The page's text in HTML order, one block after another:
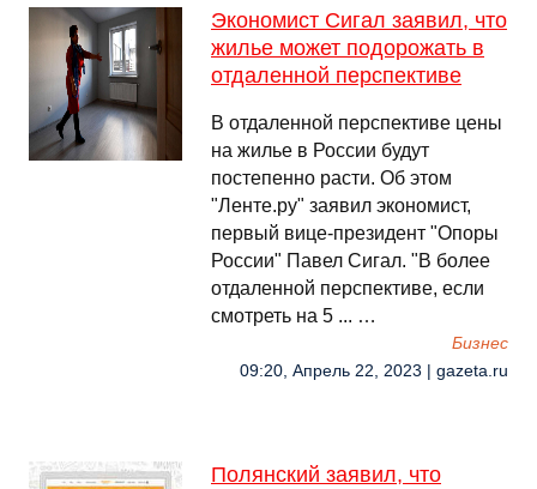
Экономист Сигал заявил, что
жилье может подорожать в
отдаленной перспективе
В отдаленной перспективе цены
на жилье в России будут
постепенно расти. Об этом
"Ленте.ру" заявил экономист,
первый вице-президент "Опоры
России" Павел Сигал. "В более
отдаленной перспективе, если
смотреть на 5 ... …
Бизнес
09:20, Апрель 22, 2023 | gazeta.ru
Полянский заявил, что